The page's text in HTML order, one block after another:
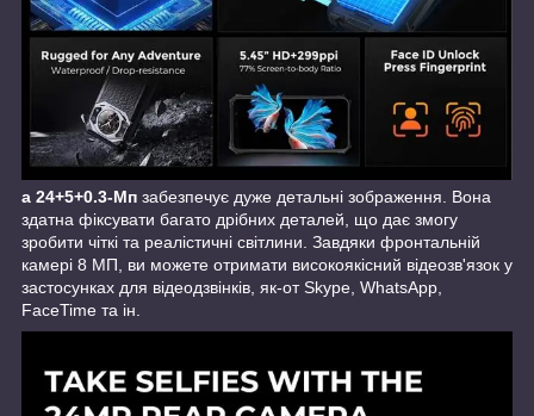
а 24+5+0.3-Мп забезпечує дуже детальні зображення. Вона
здатна фіксувати багато дрібних деталей, що дає змогу
зробити чіткі та реалістичні світлини. Завдяки фронтальній
камері 8 МП, ви можете отримати високоякісний відеозв'язок у
застосунках для відеодзвінків, як-от Skype, WhatsApp,
FaceTime та ін.